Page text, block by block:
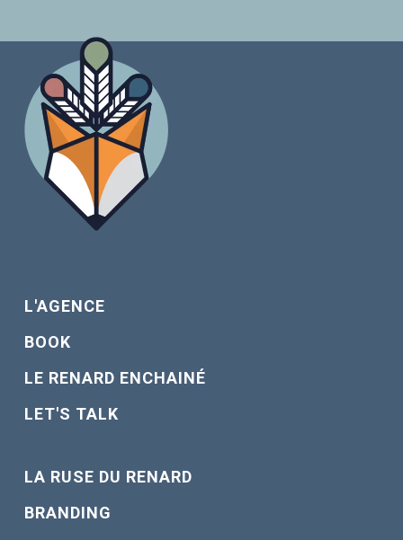
L'AGENCE
BOOK
LE RENARD ENCHAINÉ
LET'S TALK
LA RUSE DU RENARD
BRANDING